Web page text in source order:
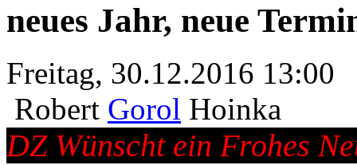
neues Jahr, neue
Freitag, 30.12.2016 13:00
Robert Gorol Hoinka
DZ Wünscht ein Frohes